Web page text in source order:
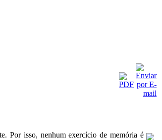
Por isso, nenhum exercício de memória é